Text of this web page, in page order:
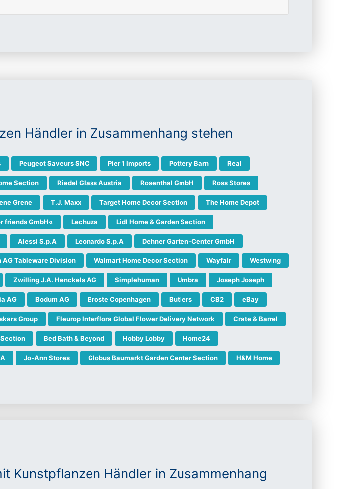
Händler in Zusammenhang stehen
Peugeot Saveurs SNC Pier 1 Imports Pottery Barn Real
Section Riedel Glass Austria Rosenthal GmbH Ross Stores
Grene T.J. Maxx Target Home Decor Section The Home Depot
friends GmbH« Lechuza Lidl Home & Garden Section
Alessi S.p.A Leonardo S.p.A Dehner Garten-Center GmbH
AG Tableware Division Walmart Home Decor Section Wayfair Westwing
Zwilling J.A. Henckels AG Simplehuman Umbra Joseph Joseph
AG Bodum AG Broste Copenhagen Butlers CB2 eBay
Group Fleurop Interflora Global Flower Delivery Network Crate & Barrel
Section Bed Bath & Beyond Hobby Lobby Home24
Jo-Ann Stores Globus Baumarkt Garden Center Section H&M Home
Kunstpflanzen Händler in Zusammenhang